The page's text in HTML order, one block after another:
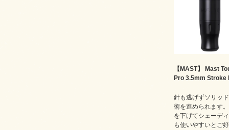
【MAST】 Mast
Pro 3.5mm Stroke
針も逃げずソリッ
術を進められます
を下げてシェーデ
も使いやすいとご